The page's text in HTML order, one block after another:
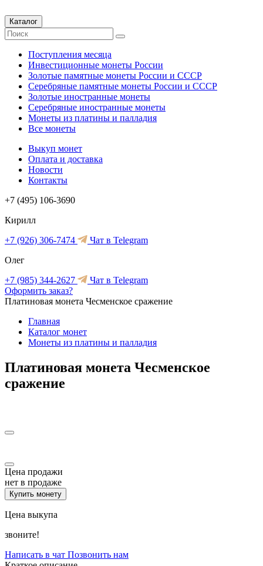
Каталог
Поступления месяца
Инвестиционные монеты России
Золотые памятные монеты России и СССР
Серебряные памятные монеты России и СССР
Золотые иностранные монеты
Серебряные иностранные монеты
Монеты из платины и палладия
Все монеты
Выкуп монет
Оплата и доставка
Новости
Контакты
+7 (495) 106-3690
Кирилл
+7 (926) 306-7474
Чат в Telegram
Олег
+7 (985) 344-2627
Чат в Telegram
Оформить заказ?
Платиновая монета Чесменское сражение
Главная
Каталог монет
Монеты из платины и палладия
Платиновая монета Чесменское
сражение
Цена продажи
нет в продаже
Купить монету
Цена выкупа
звоните!
Написать в чат Позвонить нам